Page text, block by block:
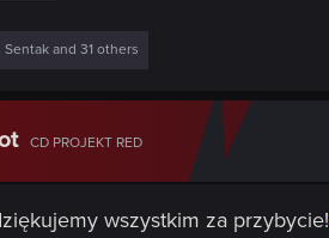
Sentak and 31 others
CD PROJEKT RED
wszystkim za przybycie!